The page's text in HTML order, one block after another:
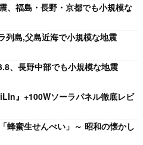
、福島・長野・京都でも小規模な
列島,父島近海で小規模な地震
、長野中部でも小規模な地震
』+100Wソーラパネル徹底レビ
蜂蜜生せんべい」～ 昭和の懐かし